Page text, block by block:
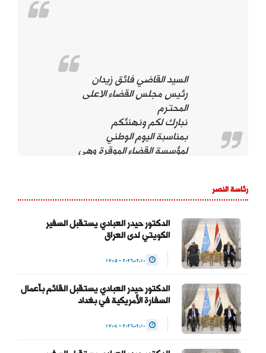
السيد القاضي فائق زيدان
رئيس مجلس القضاء الاعلى
المحترم
نبارك لكم ونهنئكم
بمناسبة اليوم الوطني
لمؤسسة القضاء الموقرة وهي
المواطنين وحماية التجربة
الديمقراطية والتداول السلمي
للسلطة والحفاظ على…
العبادي
(@HaiderAlAbadi)
January 23, 2026
رئاسة النصر
الدكتور حيدر العبادي يستقبل السفير
الكويتي لدى العراق
الدكتور حيدر العبادي يستقبل القائم بأعمال
السفارة الأمريكية في بغداد